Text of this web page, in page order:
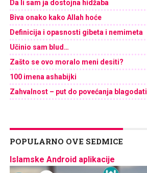
Da li sam ja dostojna hidžaba
Biva onako kako Allah hoće
Definicija i opasnosti gibeta i nemimeta
Učinio sam blud…
Zašto se ovo moralo meni desiti?
100 imena ashabijki
Zahvalnost – put do povećanja blagodati
POPULARNO OVE SEDMICE
Islamske Android aplikacije